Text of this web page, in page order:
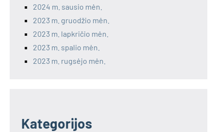
2024 m. sausio mėn.
2023 m. gruodžio mėn.
2023 m. lapkričio mėn.
2023 m. spalio mėn.
2023 m. rugsėjo mėn.
Kategorijos